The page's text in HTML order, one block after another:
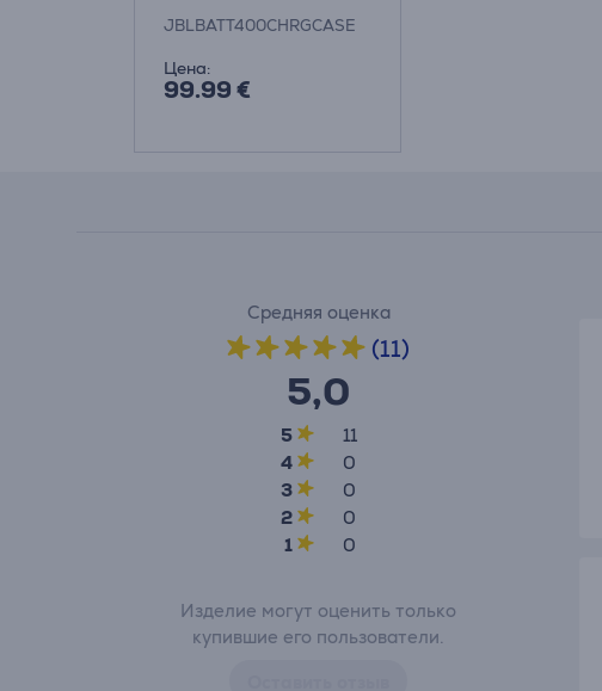
аккумулятор
JBLBATT400CHRGCASE
Цена:
99.99 €
Средняя оценка
(11)
5,0
5
11
4
0
3
0
2
0
1
0
Изделие могут оценить только
купившие его пользователи.